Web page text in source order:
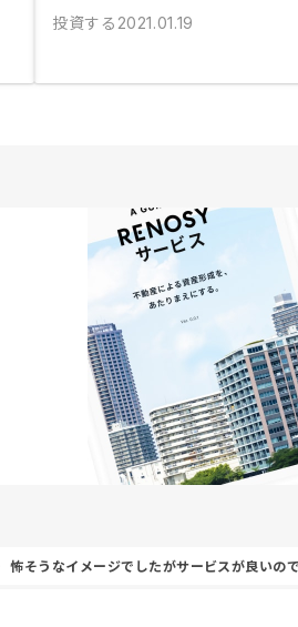
投資する 2021.01.19
怖そうなイメージでしたがサービスが良いので